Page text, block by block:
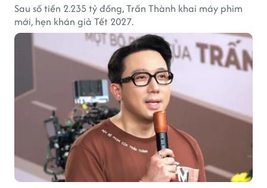
Sau số tiền 2.235 tỷ đồng, Trấn Thành khai máy phim
mới, hẹn khán giả Tết 2027.